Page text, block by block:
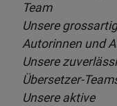
Team
Unsere
Autorinnen und
Unsere
Übersetzer-
Unsere aktive